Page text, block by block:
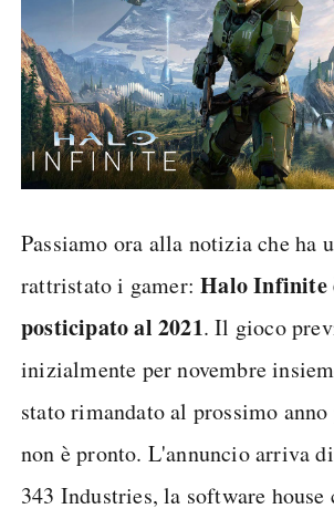
Passiamo ora alla notizia che ha
rattristato i gamer:Halo Infinite
posticipato al 2021. Il gioco
inizialmente per novembre
stato rimandato al prossimo anno
non è pronto. L'annuncio arriva
343 Industries, la software house